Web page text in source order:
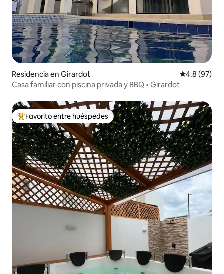
Residencia en Girardot Calificación
4.8 (97)
Casa familiar con piscina privada y BBQ • Girardot
De los mejores en Favorito entre huéspedes
Favorito entre huéspedes